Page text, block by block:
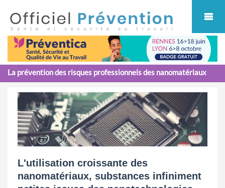
La prévention des risques professionnels des nanomatériaux
L'utilisation croissante des
nanomatériaux, substances infiniment